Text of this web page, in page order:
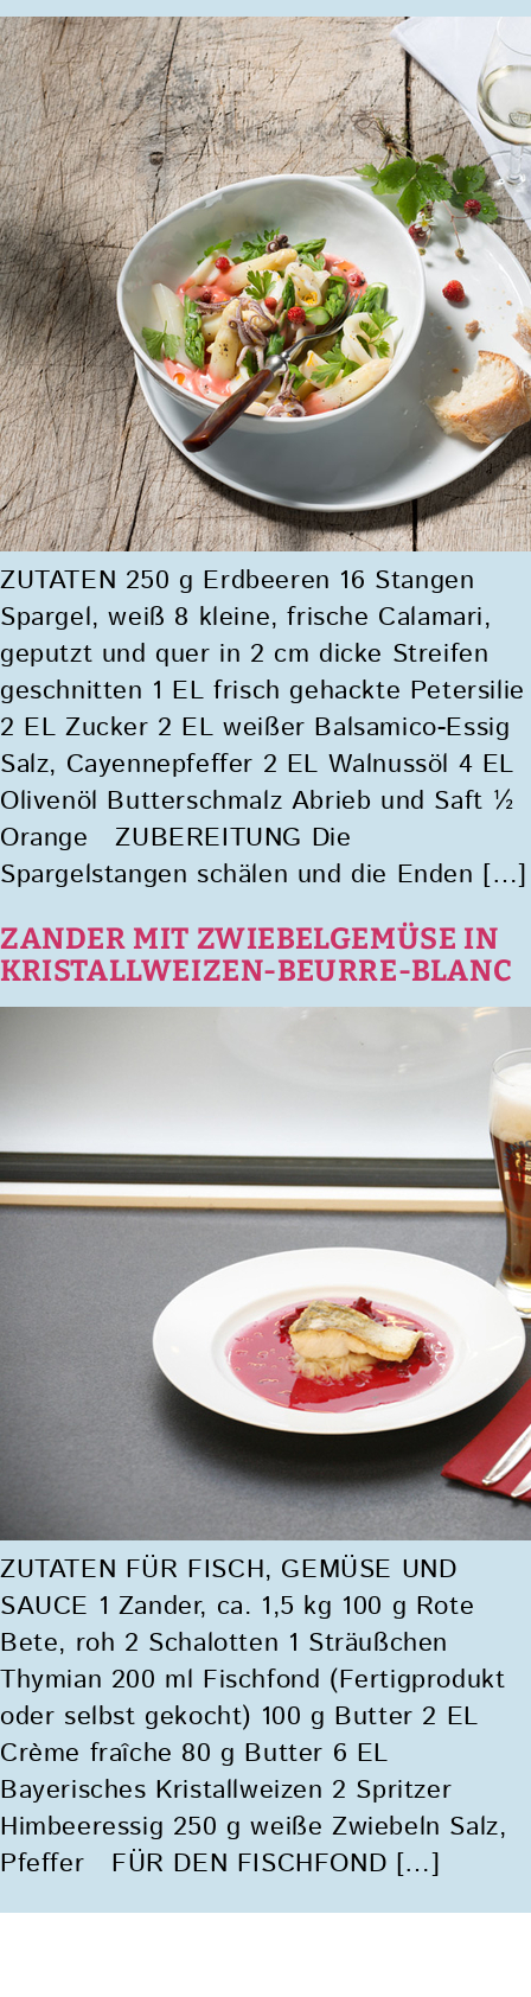
ZUTATEN 250 g Erdbeeren 16 Stangen
Spargel, weiß 8 kleine, frische Calamari,
geputzt und quer in 2 cm dicke Streifen
geschnitten 1 EL frisch gehackte Petersilie
2 EL Zucker 2 EL weißer Balsamico-Essig
Salz, Cayennepfeffer 2 EL Walnussöl 4 EL
Olivenöl Butterschmalz Abrieb und Saft ½
Orange ZUBEREITUNG Die
Spargelstangen schälen und die Enden […]
ZANDER MIT ZWIEBELGEMÜSE IN
KRISTALLWEIZEN-BEURRE-BLANC
ZUTATEN FÜR FISCH, GEMÜSE UND
SAUCE 1 Zander, ca. 1,5 kg 100 g Rote
Bete, roh 2 Schalotten 1 Sträußchen
Thymian 200 ml Fischfond (Fertigprodukt
oder selbst gekocht) 100 g Butter 2 EL
Crème fraîche 80 g Butter 6 EL
Bayerisches Kristallweizen 2 Spritzer
Himbeeressig 250 g weiße Zwiebeln Salz,
Pfeffer FÜR DEN FISCHFOND […]